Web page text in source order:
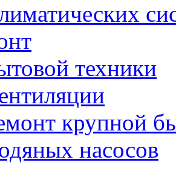
техники
крупной
насосов